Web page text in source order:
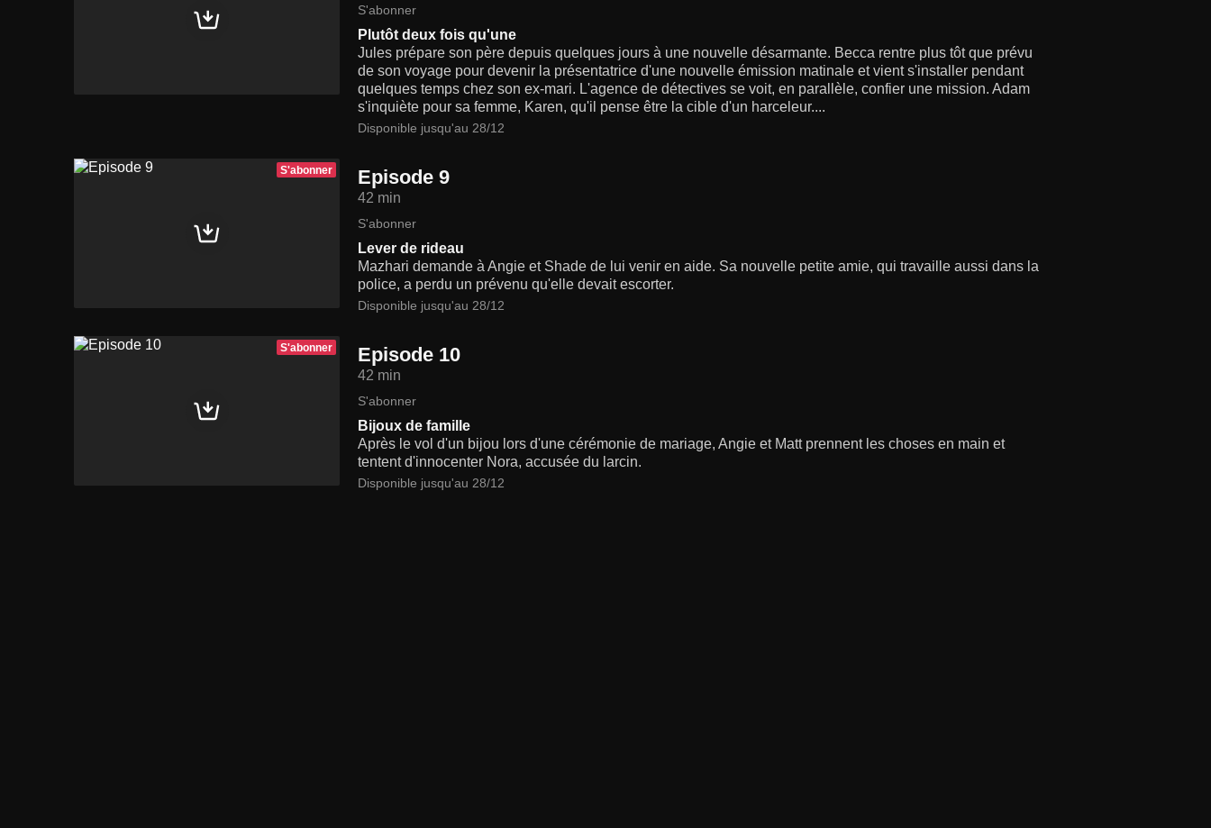
S'abonner
Plutôt deux fois qu'une
Jules prépare son père depuis quelques jours à une nouvelle désarmante. Becca rentre plus tôt que prévu
de son voyage pour devenir la présentatrice d'une nouvelle émission matinale et vient s'installer pendant
quelques temps chez son ex-mari. L'agence de détectives se voit, en parallèle, confier une mission. Adam
s'inquiète pour sa femme, Karen, qu'il pense être la cible d'un harceleur....
Disponible jusqu'au 28/12
S'abonner Episode 9
42 min
S'abonner
Lever de rideau
Mazhari demande à Angie et Shade de lui venir en aide. Sa nouvelle petite amie, qui travaille aussi dans la
police, a perdu un prévenu qu'elle devait escorter.
Disponible jusqu'au 28/12
S'abonner Episode 10
42 min
S'abonner
Bijoux de famille
Après le vol d'un bijou lors d'une cérémonie de mariage, Angie et Matt prennent les choses en main et
tentent d'innocenter Nora, accusée du larcin.
Disponible jusqu'au 28/12